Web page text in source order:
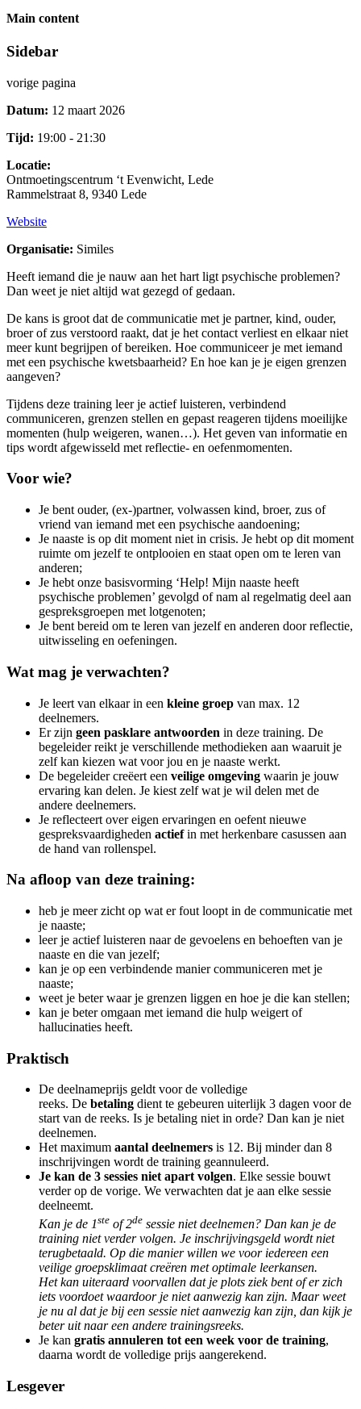
Main content
Sidebar
vorige pagina
Datum: 12 maart 2026
Tijd: 19:00 - 21:30
Locatie:
Ontmoetingscentrum ‘t Evenwicht, Lede
Rammelstraat 8, 9340 Lede
Website
Organisatie: Similes
Heeft iemand die je nauw aan het hart ligt psychische problemen?
Dan weet je niet altijd wat gezegd of gedaan.
De kans is groot dat de communicatie met je partner, kind, ouder,
broer of zus verstoord raakt, dat je het contact verliest en elkaar niet
meer kunt begrijpen of bereiken. Hoe communiceer je met iemand
met een psychische kwetsbaarheid? En hoe kan je je eigen grenzen
aangeven?
Tijdens deze training leer je actief luisteren, verbindend
communiceren, grenzen stellen en gepast reageren tijdens moeilijke
momenten (hulp weigeren, wanen…). Het geven van informatie en
tips wordt afgewisseld met reflectie- en oefenmomenten.
Voor wie?
Je bent ouder, (ex-)partner, volwassen kind, broer, zus of
vriend van iemand met een psychische aandoening;
Je naaste is op dit moment niet in crisis. Je hebt op dit moment
ruimte om jezelf te ontplooien en staat open om te leren van
anderen;
Je hebt onze basisvorming ‘Help! Mijn naaste heeft
psychische problemen’ gevolgd of nam al regelmatig deel aan
gespreksgroepen met lotgenoten;
Je bent bereid om te leren van jezelf en anderen door reflectie,
uitwisseling en oefeningen.
Wat mag je verwachten?
Je leert van elkaar in een kleine groep van max. 12
deelnemers.
Er zijn geen pasklare antwoorden in deze training. De
begeleider reikt je verschillende methodieken aan waaruit je
zelf kan kiezen wat voor jou en je naaste werkt.
De begeleider creëert een veilige omgeving waarin je jouw
ervaring kan delen. Je kiest zelf wat je wil delen met de
andere deelnemers.
Je reflecteert over eigen ervaringen en oefent nieuwe
gespreksvaardigheden actiefin met herkenbare casussen aan
de hand van rollenspel.
Na afloop van deze training:
heb je meer zicht op wat er fout loopt in de communicatie met
je naaste;
leer je actief luisteren naar de gevoelens en behoeften van je
naaste en die van jezelf;
kan je op een verbindende manier communiceren met je
naaste;
weet je beter waar je grenzen liggen en hoe je die kan stellen;
kan je beter omgaan met iemand die hulp weigert of
hallucinaties heeft.
Praktisch
De deelnameprijs geldt voor de volledige
reeks. De betaling dient te gebeuren uiterlijk 3 dagen voor de
start van de reeks. Is je betaling niet in orde? Dan kan je niet
deelnemen.
Het maximum aantal deelnemers is 12. Bij minder dan 8
inschrijvingen wordt de training geannuleerd.
Je kan de 3 sessies niet apart volgen. Elke sessie bouwt
verder op de vorige. We verwachten dat je aan elke sessie
deelneemt.
Kan je de 1ste of 2de sessie niet deelnemen? Dan kan je de
training niet verder volgen. Je inschrijvingsgeld wordt niet
terugbetaald. Op die manier willen we voor iedereen een
veilige groepsklimaat creëren met optimale leerkansen.
Het kan uiteraard voorvallen dat je plots ziek bent of er zich
iets voordoet waardoor je niet aanwezig kan zijn. Maar weet
je nu al dat je bij een sessie niet aanwezig kan zijn, dan kijk je
beter uit naar een andere trainingsreeks.
Je kan gratis annuleren tot een week voor de training,
daarna wordt de volledige prijs aangerekend.
Lesgever